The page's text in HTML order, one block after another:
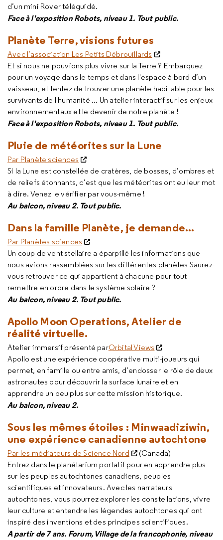
d’un mini Rover téléguidé.
Face à l'exposition Robots, niveau 1. Tout public.
Planète Terre, visions futures
Avec l’association Les Petits Débrouillards
Et si nous ne pouvions plus vivre sur la Terre ? Embarquez
pour un voyage dans le temps et dans l'espace à bord d’un
vaisseau, et tentez de trouver une planète habitable pour les
survivants de l'humanité ... Un atelier interactif sur les enjeux
environnementaux et le devenir de notre planète !
Face à l'exposition Robots, niveau 1. Tout public.
Pluie de météorites sur la Lune
Par Planète sciences
Si la Lune est constellée de cratères, de bosses, d’ombres et
de reliefs étonnants, c’est que les météorites ont eu leur mot
à dire. Venez le vérifier par vous-même !
Au balcon, niveau 2. Tout public.
Dans la famille Planète, je demande...
Par Planètes sciences
Un coup de vent stellaire a éparpillé les informations que
nous avions rassemblées sur les différentes planètes Saurez-
vous retrouver ce qui appartient à chacune pour tout
remettre en ordre dans le système solaire ?
Au balcon, niveau 2. Tout public.
Apollo Moon Operations, Atelier de
réalité virtuelle.
Atelier immersif présenté parOrbital Views
Apollo est une expérience coopérative multi-joueurs qui
permet, en famille ou entre amis, d’endosser le rôle de deux
astronautes pour découvrir la surface lunaire et en
apprendre un peu plus sur cette mission historique.
Au balcon, niveau 2.
Sous les mêmes étoiles : Minwaadiziwin,
une expérience canadienne autochtone
Par les médiateurs de Science Nord
(Canada)
Entrez dans le planétarium portatif pour en apprendre plus
sur les peuples autochtones canadiens, peuples
scientifiques et innovateurs. Avec les narrateurs
autochtones, vous pourrez explorer les constellations, vivre
leur culture et entendre les légendes autochtones qui ont
inspiré des inventions et des principes scientifiques.
A partir de 7 ans. Forum, Village de la francophonie, niveau